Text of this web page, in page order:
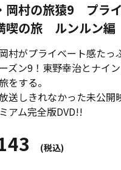
岡村の旅猿9 プラ
の旅 ルンルン編
村がプライベート感たっ
ズン9！東野幸治とナイ
をする。
送しきれなかった未公開
アム完全版DVD!!
(税込)